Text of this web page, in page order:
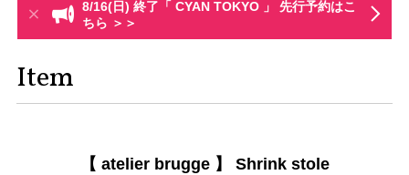
8/16(日) 終了「 CYAN TOKYO 」 先行予約はこ
ちら ＞＞
Item
【 atelier brugge 】 Shrink stole